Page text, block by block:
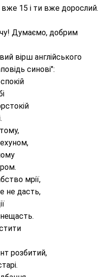
вже 15 і ти вже дорослий.
Думаємо, добрим
вірш англійського
синові":
мрії,
не дасть,
розбитий,